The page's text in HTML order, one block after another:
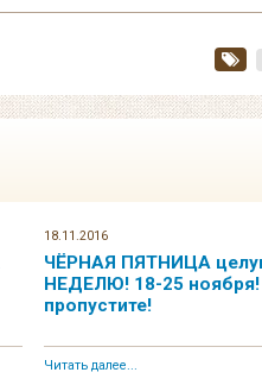
18.11.2016
ЧЁРНАЯ ПЯТНИЦА
НЕДЕЛЮ! 18-25
пропустите!
Читать далее...